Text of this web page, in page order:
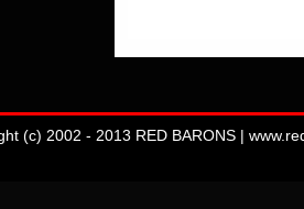
(c) 2002 - 2013 RED BARONS |